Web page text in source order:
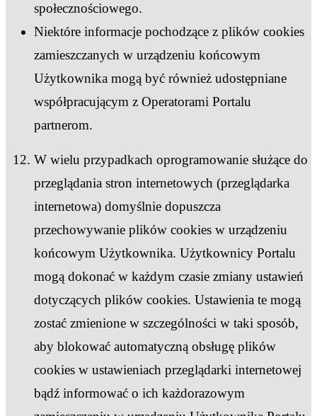
społecznościowego.
Niektóre informacje pochodzące z plików cookies
zamieszczanych w urządzeniu końcowym
Użytkownika mogą być również udostępniane
współpracującym z Operatorami Portalu
partnerom.
W wielu przypadkach oprogramowanie służące do
przeglądania stron internetowych (przeglądarka
internetowa) domyślnie dopuszcza
przechowywanie plików cookies w urządzeniu
końcowym Użytkownika. Użytkownicy Portalu
mogą dokonać w każdym czasie zmiany ustawień
dotyczących plików cookies. Ustawienia te mogą
zostać zmienione w szczególności w taki sposób,
aby blokować automatyczną obsługę plików
cookies w ustawieniach przeglądarki internetowej
bądź informować o ich każdorazowym